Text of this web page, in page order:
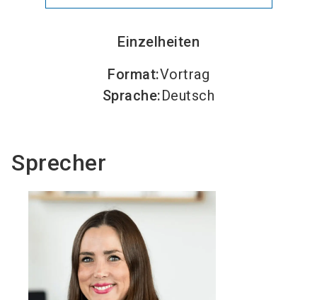
Einzelheiten
Format:Vortrag
Sprache:Deutsch
Sprecher